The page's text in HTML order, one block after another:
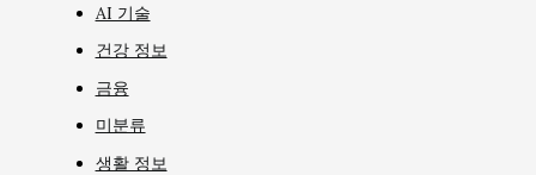
AI 기술
건강 정보
금융
미분류
생활 정보